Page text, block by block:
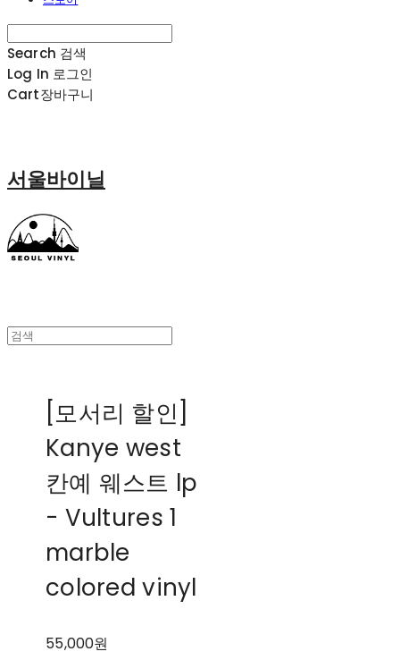
Search 검색
Log In 로그인
Cart장바구니
서울바이닐
[모서리 할인]
Kanye west
칸예 웨스트 lp
- Vultures 1
marble
colored vinyl
55,000원